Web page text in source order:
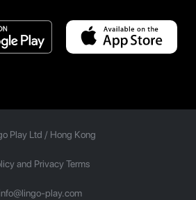
Play Ltd / Hong Kong
and Privacy Terms
info@lingo-play.com